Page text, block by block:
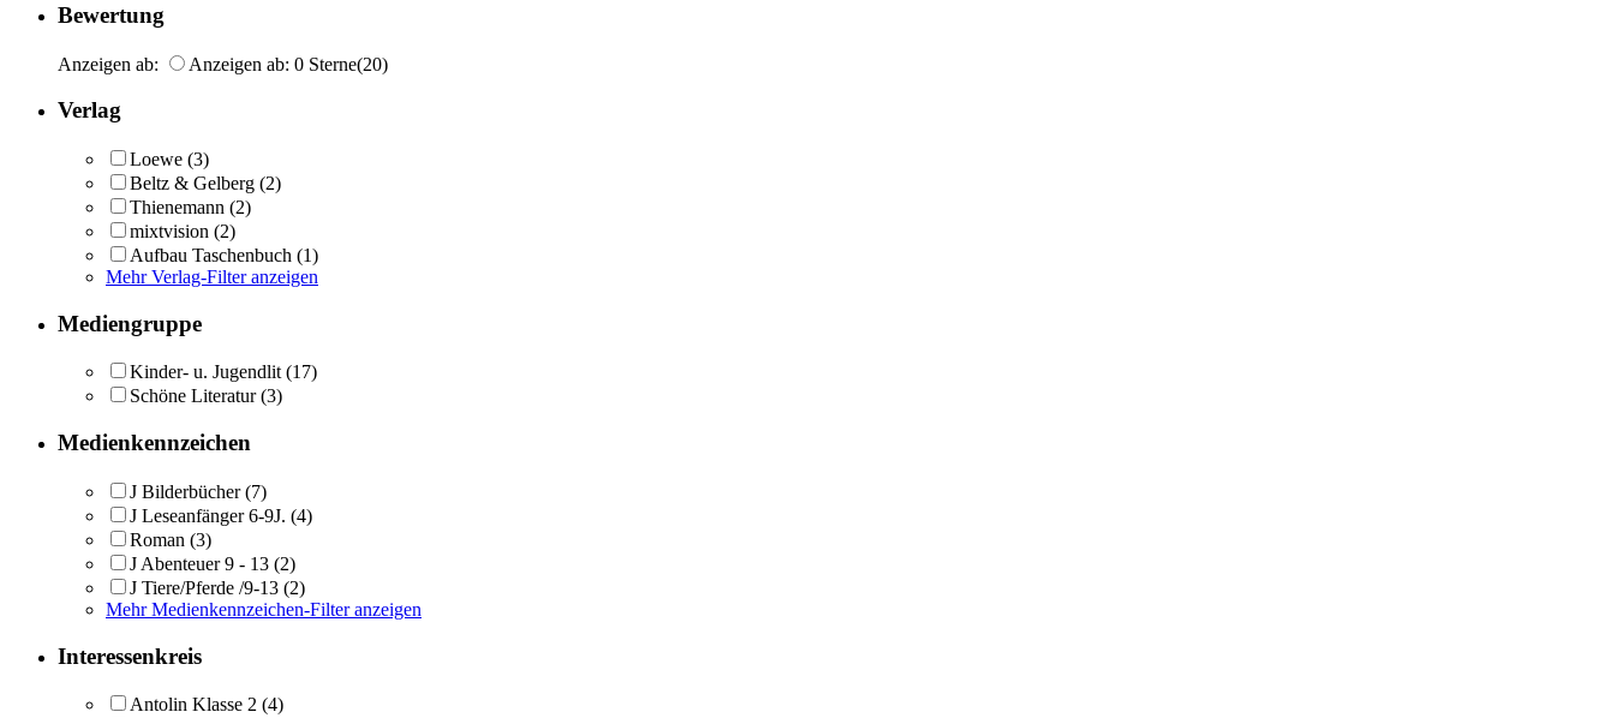
Bewertung
Anzeigen ab: Anzeigen ab: 0 Sterne(20)
Verlag
Loewe (3)
Beltz & Gelberg (2)
Thienemann (2)
mixtvision (2)
Aufbau Taschenbuch (1)
Mehr Verlag-Filter anzeigen
Mediengruppe
Kinder- u. Jugendlit (17)
Schöne Literatur (3)
Medienkennzeichen
J Bilderbücher (7)
J Leseanfänger 6-9J. (4)
Roman (3)
J Abenteuer 9 - 13 (2)
J Tiere/Pferde /9-13 (2)
Mehr Medienkennzeichen-Filter anzeigen
Interessenkreis
Antolin Klasse 2 (4)